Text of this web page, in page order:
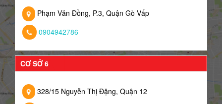
Phạm Văn Đồng, P.3, Quận Gò Vấp
0904942786
CƠ SỞ 6
328/15 Nguyễn Thị Đặng, Quận 12